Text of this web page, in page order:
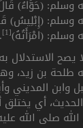
وسلم: (حَوَّاءُ)
وسلم: (إِبْلِيسُ)
وسلم: (امْرَأَتُهُ)[1]
.
يصح الاستدلال
طلحة بن زيد،
وابن المديني
أي
صلى الله